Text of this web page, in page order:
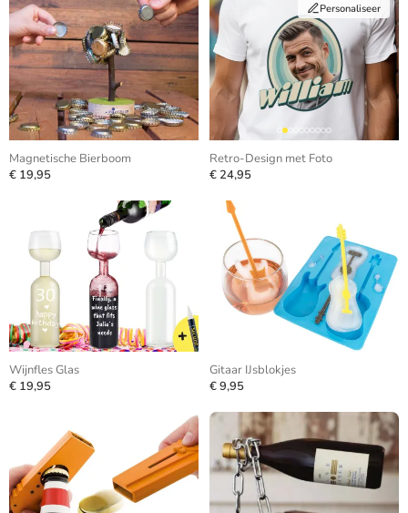
Magnetische Bierboom
€ 19,95
Personaliseer
Retro-Design met Foto
€ 24,95
Wijnfles Glas
€ 19,95
Gitaar IJsblokjes
€ 9,95